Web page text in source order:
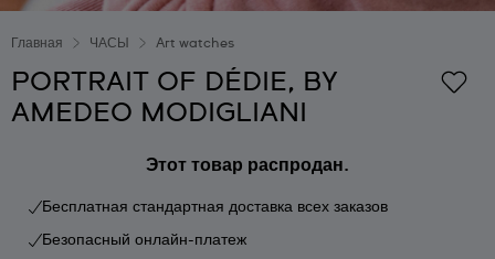
Главная ЧАСЫ Art watches
PORTRAIT OF DÉDIE, BY
AMEDEO MODIGLIANI
Этот товар распродан.
Бесплатная стандартная доставка всех заказов
Безопасный онлайн-платеж